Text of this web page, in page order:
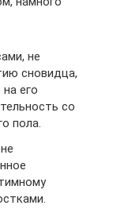
не
сновидца,
его
со
пола.